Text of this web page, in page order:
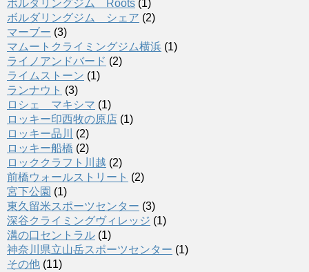
ボルダリングジム Roots (1)
ボルダリングジム シェア (2)
マーブー (3)
マムートクライミングジム横浜 (1)
ライノアンドバード (2)
ライムストーン (1)
ランナウト (3)
ロシェ マキシマ (1)
ロッキー印西牧の原店 (1)
ロッキー品川
(2)
ロッキー船橋 (2)
ロッククラフト川越 (2)
前橋ウォールストリート (2)
宮下公園 (1)
東久留米スポーツセンター (3)
深谷クライミングヴィレッジ (1)
溝の口セントラル (1)
神奈川県立山岳スポーツセンター (1)
その他 (11)